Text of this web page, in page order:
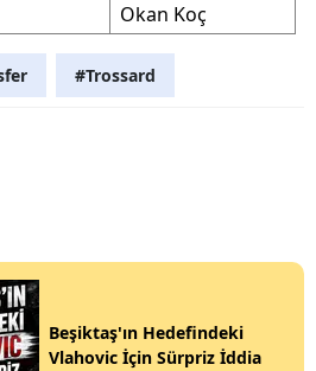
Okan Koç
#Trossard
Beşiktaş'ın Hedefindeki
Vlahovic İçin Sürpriz İddia